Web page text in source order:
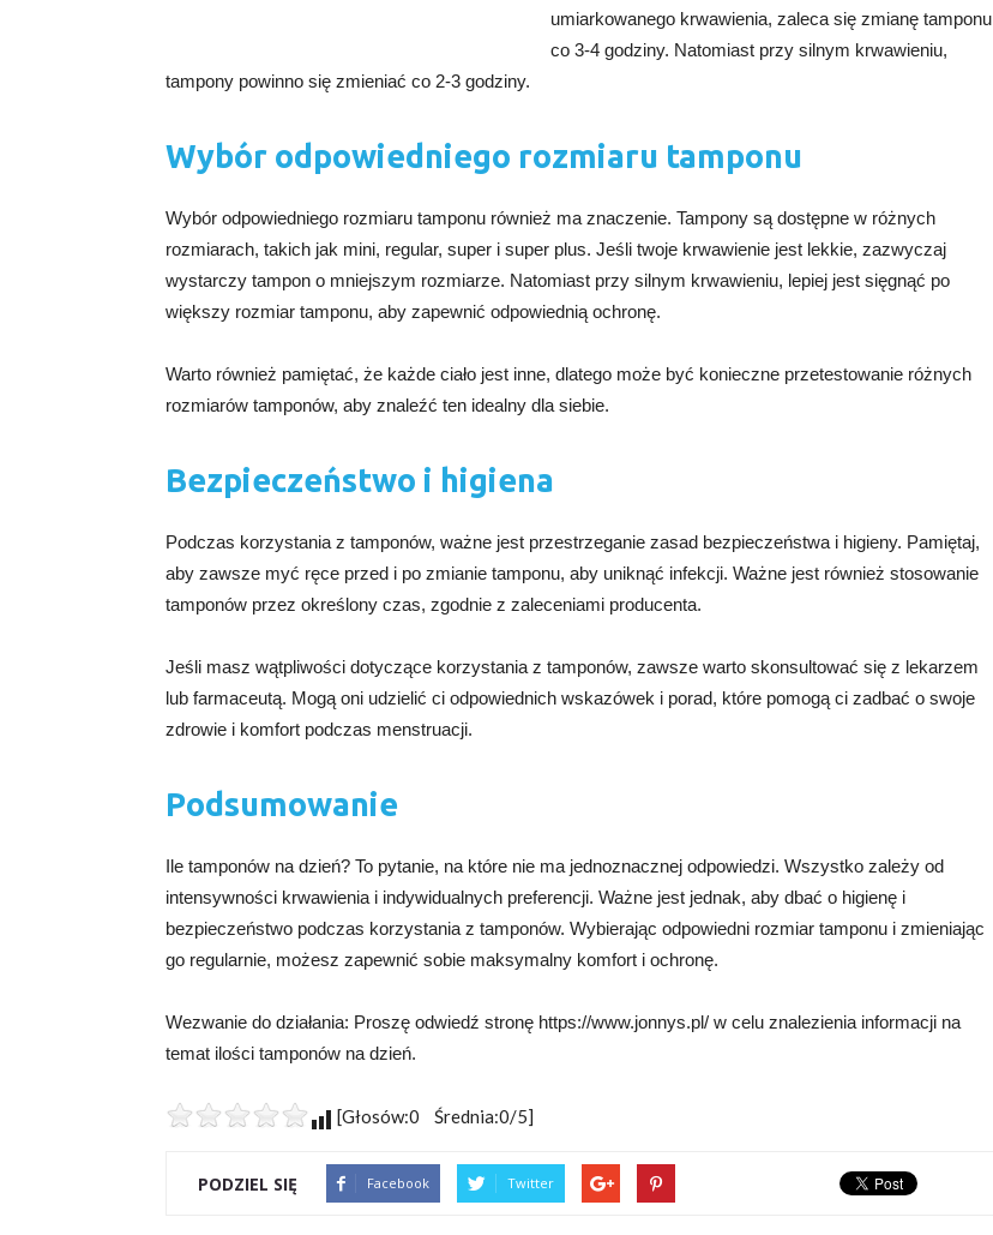
umiarkowanego krwawienia, zaleca się zmianę tamponu
co 3-4 godziny. Natomiast przy silnym krwawieniu,
tampony powinno się zmieniać co 2-3 godziny.
Wybór odpowiedniego rozmiaru tamponu
Wybór odpowiedniego rozmiaru tamponu również ma znaczenie. Tampony są dostępne w różnych
rozmiarach, takich jak mini, regular, super i super plus. Jeśli twoje krwawienie jest lekkie, zazwyczaj
wystarczy tampon o mniejszym rozmiarze. Natomiast przy silnym krwawieniu, lepiej jest sięgnąć po
większy rozmiar tamponu, aby zapewnić odpowiednią ochronę.
Warto również pamiętać, że każde ciało jest inne, dlatego może być konieczne przetestowanie różnych
rozmiarów tamponów, aby znaleźć ten idealny dla siebie.
Bezpieczeństwo i higiena
Podczas korzystania z tamponów, ważne jest przestrzeganie zasad bezpieczeństwa i higieny. Pamiętaj,
aby zawsze myć ręce przed i po zmianie tamponu, aby uniknąć infekcji. Ważne jest również stosowanie
tamponów przez określony czas, zgodnie z zaleceniami producenta.
Jeśli masz wątpliwości dotyczące korzystania z tamponów, zawsze warto skonsultować się z lekarzem
lub farmaceutą. Mogą oni udzielić ci odpowiednich wskazówek i porad, które pomogą ci zadbać o swoje
zdrowie i komfort podczas menstruacji.
Podsumowanie
Ile tamponów na dzień? To pytanie, na które nie ma jednoznacznej odpowiedzi. Wszystko zależy od
intensywności krwawienia i indywidualnych preferencji. Ważne jest jednak, aby dbać o higienę i
bezpieczeństwo podczas korzystania z tamponów. Wybierając odpowiedni rozmiar tamponu i zmieniając
go regularnie, możesz zapewnić sobie maksymalny komfort i ochronę.
Wezwanie do działania: Proszę odwiedź stronę https://www.jonnys.pl/ w celu znalezienia informacji na
temat ilości tamponów na dzień.
[Głosów:0 Średnia:0/5]
PODZIEL SIĘ Facebook Twitter